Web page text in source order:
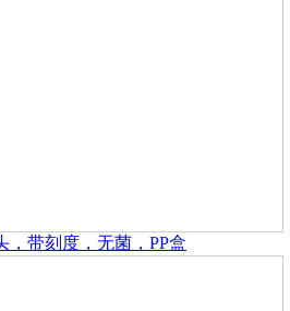
，带刻度，无菌，PP盒